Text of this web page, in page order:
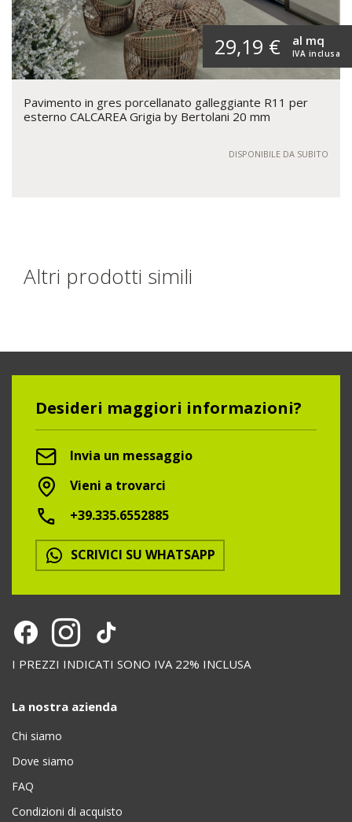
29,19 € IVA inclusa
al mq
Pavimento in gres porcellanato galleggiante R11 per
esterno CALCAREA Grigia by Bertolani 20 mm
DISPONIBILE DA SUBITO
Altri prodotti simili
Desideri maggiori informazioni?
Invia un messaggio
Vieni a trovarci
+39.335.6552885
SCRIVICI SU WHATSAPP
I PREZZI INDICATI SONO IVA 22% INCLUSA
La nostra azienda
Chi siamo
Dove siamo
FAQ
Condizioni di acquisto